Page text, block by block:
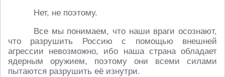
Нет, не поэтому.
Все мы понимаем, что наши враги осознают,
что разрушить Россию с помощью внешней
агрессии невозможно, ибо наша страна обладает
ядерным оружием, поэтому они всеми силами
пытаются разрушить её изнутри.